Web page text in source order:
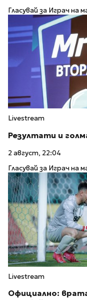
Гласувай за Играч
Livestream
Резултати и
2 август, 22:04
Гласувай за Играч
Livestream
Официално: